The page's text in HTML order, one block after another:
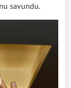
savundu.